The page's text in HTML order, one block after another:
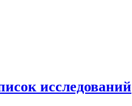
исследований